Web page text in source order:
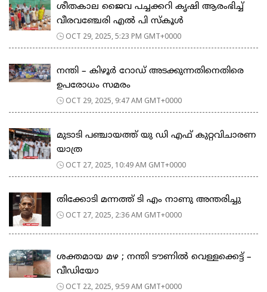
ശീതകാല ജൈവ പച്ചക്കറി കൃഷി ആരംഭിച്ച്
വീരവഞ്ചേരി എൽ പി സ്കൂൾ
OCT 29, 2025, 5:23 PM GMT+0000
നന്തി – കിഴൂർ റോഡ് അടക്കുന്നതിനെതിരെ
ഉപരോധം സമരം
OCT 29, 2025, 9:47 AM GMT+0000
മുടാടി പഞ്ചായത്ത് യു ഡി എഫ് കുറ്റവിചാരണ
യാത്ര
OCT 27, 2025, 10:49 AM GMT+0000
തിക്കോടി മന്നത്ത് ടി എം നാണു അന്തരിച്ചു
OCT 27, 2025, 2:36 AM GMT+0000
ശക്തമായ മഴ ; നന്തി ടൗണിൽ വെള്ളക്കെട്ട് –
വീഡിയോ
OCT 22, 2025, 9:59 AM GMT+0000